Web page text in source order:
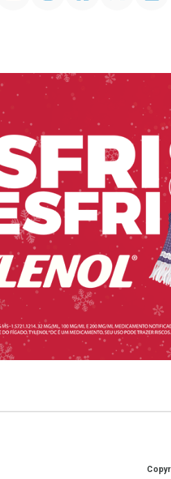
Destaque